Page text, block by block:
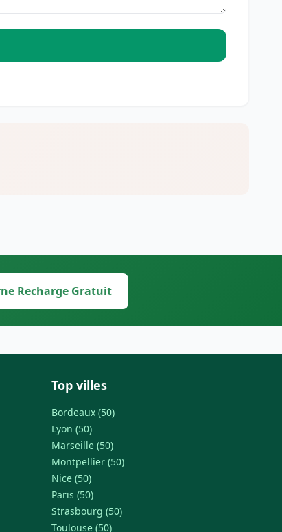
Recharge Gratuit
Top villes
Bordeaux (50)
Lyon (50)
Marseille (50)
Montpellier (50)
Nice (50)
Paris (50)
Strasbourg (50)
Toulouse (50)